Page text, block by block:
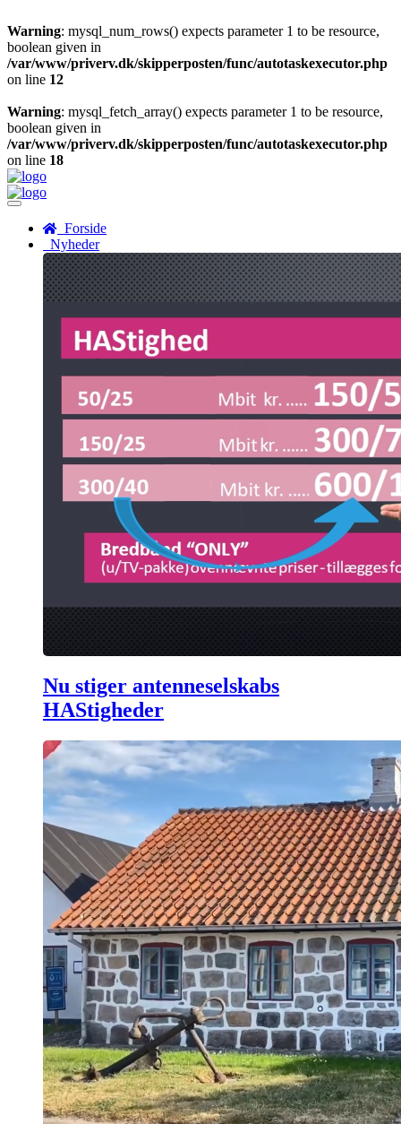
Warning: mysql_num_rows() expects parameter 1 to be resource,
boolean given in
/var/www/priverv.dk/skipperposten/func/autotaskexecutor.php
on line 12
Warning: mysql_fetch_array() expects parameter 1 to be resource,
boolean given in
/var/www/priverv.dk/skipperposten/func/autotaskexecutor.php
on line 18
Menu
Forside
Nyheder
Nu stiger antenneselskabs
HAStigheder